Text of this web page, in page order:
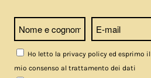
Ho letto la privacy policy ed esprimo il
mio consenso al trattamento dei dati